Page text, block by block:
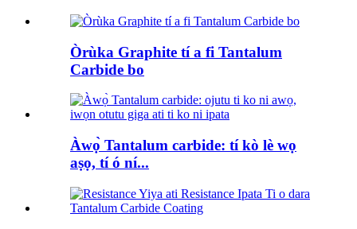
Òrùka Graphite tí a fi Tantalum
Carbide bo
Àwọ̀ Tantalum carbide: tí kò lè wọ
aṣọ, tí ó ní...